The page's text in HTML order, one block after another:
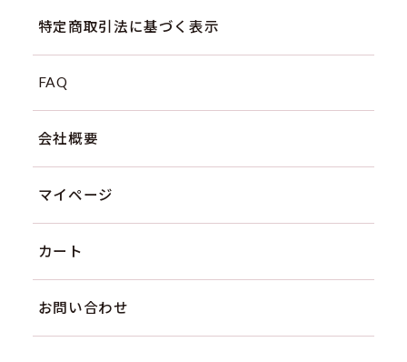
特定商取引法に基づく表示
FAQ
会社概要
マイページ
カート
お問い合わせ